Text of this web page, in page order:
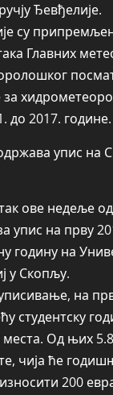
Ђевђелије.
су
Главних
до 2017. године.
упис на
ове недеље
упис на прву
годину на
у Скопљу.
на
студентску
места. Од њих
чија ће
200